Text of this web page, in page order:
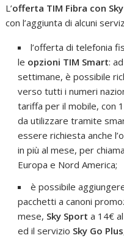
L’offerta TIM Fibra con
con l’aggiunta di alcuni
l’offerta di telefonia
le opzioni TIM Smart:
settimane, è possibile
verso tutti i numeri
tariffa per il mobile, con
da utilizzare tramite
essere richiesta anche
in più al mese, per
Europa e Nord America;
è possibile
pacchetti a canoni
mese, Sky Sport a 14€
ed il servizio Sky Go Plus